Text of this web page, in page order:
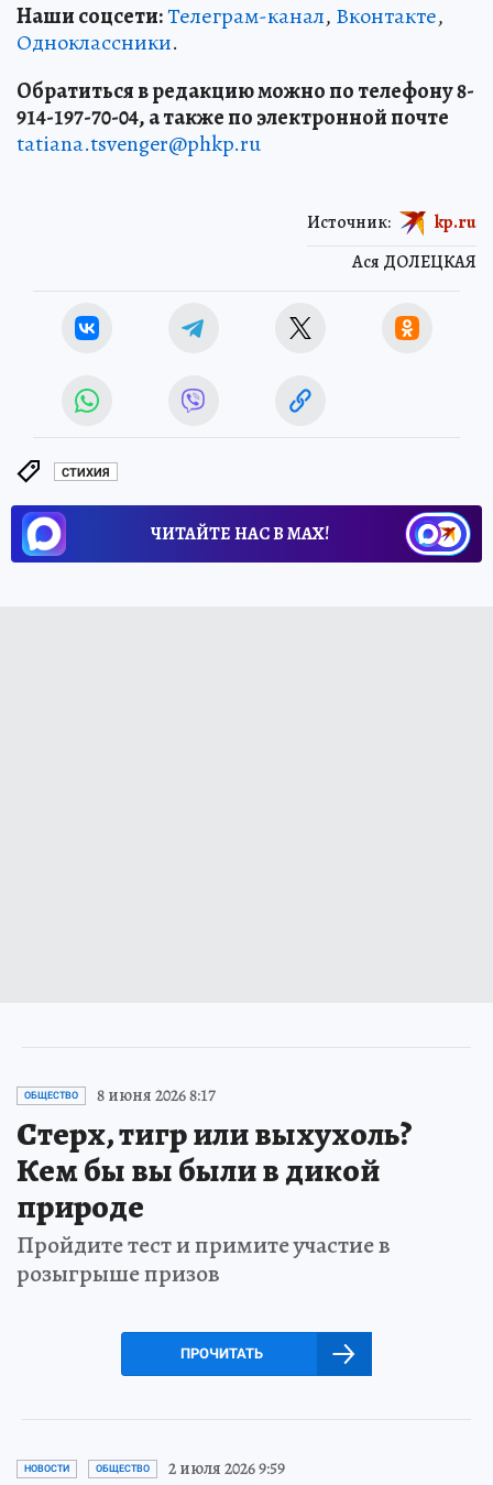
Наши соцсети:Телеграм-канал, Вконтакте,
Одноклассники.
Обратиться в редакцию можно по телефону 8-
914-197-70-04, а также по электронной почте
tatiana.tsvenger@phkp.ru
Ася ДОЛЕЦКАЯ
Источник: kp.ru
СТИХИЯ
ЧИТАЙТЕ НАС В МАХ!
ОБЩЕСТВО 8 июня 2026 8:17
Стерх, тигр или выхухоль?
Кем бы вы были в дикой
природе
Пройдите тест и примите участие в
розыгрыше призов
ПРОЧИТАТЬ
НОВОСТИ ОБЩЕСТВО 2 июля 2026 9:59